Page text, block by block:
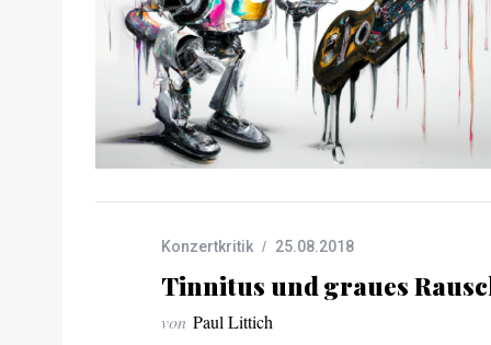
Konzertkritik 25.08.2018
Tinnitus und graues
von Paul Littich